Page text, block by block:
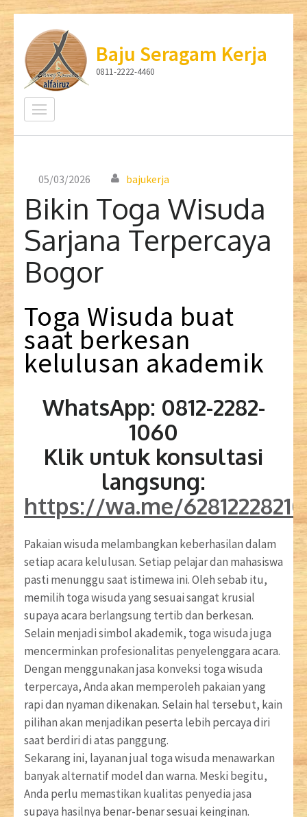
konten
(Tekan
Enter)
Baju Seragam Kerja
0811-2222-4460
05/03/2026 bajukerja
Bikin Toga Wisuda
Sarjana Terpercaya
Bogor
Toga Wisuda buat
saat berkesan
kelulusan akademik
WhatsApp: 0812-2282-
1060
Klik untuk konsultasi
langsung:
https://wa.me/
Pakaian wisuda melambangkan keberhasilan dalam
setiap acara kelulusan. Setiap pelajar dan mahasiswa
pasti menunggu saat istimewa ini. Oleh sebab itu,
memilih toga wisuda yang sesuai sangat krusial
supaya acara berlangsung tertib dan berkesan.
Selain menjadi simbol akademik, toga wisuda juga
mencerminkan profesionalitas penyelenggara acara.
Dengan menggunakan jasa konveksi toga wisuda
terpercaya, Anda akan memperoleh pakaian yang
rapi dan nyaman dikenakan. Selain hal tersebut, kain
pilihan akan menjadikan peserta lebih percaya diri
saat berdiri di atas panggung.
Sekarang ini, layanan jual toga wisuda menawarkan
banyak alternatif model dan warna. Meski begitu,
Anda perlu memastikan kualitas penyedia jasa
supaya hasilnya benar-benar sesuai keinginan.